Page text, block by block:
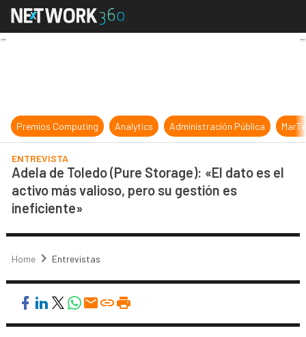
Adela de Toledo (Pure Storage):
Premios Computing Analytics Administración Pública
ENTREVISTA
Adela de Toledo (Pure Storage): «El dato es el
activo más valioso, pero su gestión es
ineficiente»
Home Entrevistas